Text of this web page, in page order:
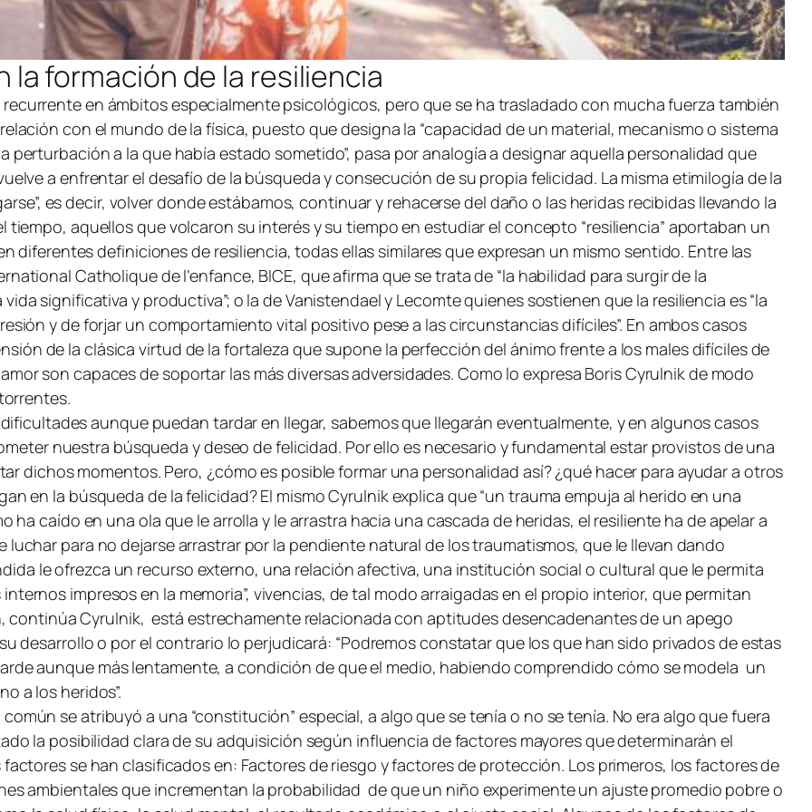
la formación de la resiliencia
en ámbitos especialmente psicológicos, pero que se ha trasladado con mucha fuerza también
con el mundo de la física, puesto que designa la “capacidad de un material, mecanismo o sistema
a la que había estado sometido”, pasa por analogía a designar aquella personalidad que
a enfrentar el desafío de la búsqueda y consecución de su propia felicidad. La misma etimilogía de la
es decir, volver donde estábamos, continuar y rehacerse del daño o las heridas recibidas llevando la
aquellos que volcaron su interés y su tiempo en estudiar el concepto “resiliencia” aportaban un
diferentes definiciones de resiliencia, todas ellas similares que expresan un mismo sentido. Entre las
Catholique de l’enfance, BICE, que afirma que se trata de “la habilidad para surgir de la
significativa y productiva”; o la de Vanistendael y Lecomte quienes sostienen que la resiliencia es “la
y de forjar un comportamiento vital positivo pese a las circunstancias difíciles”. En ambos casos
de la clásica virtud de la fortaleza que supone la perfección del ánimo frente a los males difíciles de
son capaces de soportar las más diversas adversidades. Como lo expresa Boris Cyrulnik de modo
aunque puedan tardar en llegar, sabemos que llegarán eventualmente, y en algunos casos
nuestra búsqueda y deseo de felicidad. Por ello es necesario y fundamental estar provistos de una
dichos momentos. Pero, ¿cómo es posible formar una personalidad así? ¿qué hacer para ayudar a otros
en la búsqueda de la felicidad? El mismo Cyrulnik explica que “un trauma empuja al herido en una
ha caído en una ola que le arrolla y le arrastra hacia una cascada de heridas, el resiliente ha de apelar a
para no dejarse arrastrar por la pendiente natural de los traumatismos, que le llevan dando
le ofrezca un recurso externo, una relación afectiva, una institución social o cultural que le permita
impresos en la memoria”, vivencias, de tal modo arraigadas en el propio interior, que permitan
continúa Cyrulnik, está estrechamente relacionada con aptitudes desencadenantes de un apego
desarrollo o por el contrario lo perjudicará: “Podremos constatar que los que han sido privados de estas
aunque más lentamente, a condición de que el medio, habiendo comprendido cómo se modela un
a los heridos”.
se atribuyó a una “constitución” especial, a algo que se tenía o no se tenía. No era algo que fuera
la posibilidad clara de su adquisición según influencia de factores mayores que determinarán el
se han clasificados en: Factores de riesgo y factores de protección. Los primeros, los factores de
ambientales que incrementan la probabilidad de que un niño experimente un ajuste promedio pobre o